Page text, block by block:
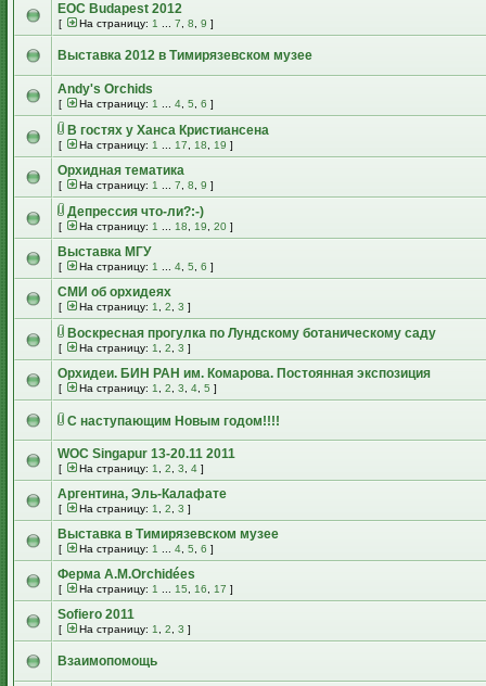
EOC Budapest 2012
[ На страницу: 1 7 8 9 ]
Выставка 2012 в Тимирязевском музее
Andy's Orchids
[ На страницу: 1 4 5 6 ]
В гостях у Ханса Кристиансена
[ На страницу: 1 17 18 19 ]
Орхидная тематика
[ На страницу: 1 7 8 9 ]
Депрессия что-ли?:-)
[ На страницу: 1 18 19 20 ]
Выставка МГУ
[ На страницу: 1 4 5 6 ]
СМИ об орхидеях
[ На страницу: 1 2 3 ]
Воскресная прогулка по Лундскому ботаническому саду
[ На страницу: 1 2 3 ]
Орхидеи. БИН РАН им. Комарова. Постоянная экспозиция
[ На страницу: 1 2 3 4 5 ]
С наступающим Новым годом!!!!
WOC Singapur 13-20.11 2011
[ На страницу: 1 2 3 4 ]
Аргентина, Эль-Калафате
[ На страницу: 1 2 3 ]
Выставка в Тимирязевском музее
[ На страницу: 1 4 5 6 ]
Ферма А.М.Orchidées
[ На страницу: 1 15 16 17 ]
Sofiero 2011
[ На страницу: 1 2 3 ]
Взаимопомощь